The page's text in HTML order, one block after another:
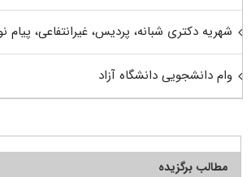
شهریه دکتری شبانه، پردیس، غیرانتفاعی، پیام
وام دانشجویی دانشگاه آزاد
مطالب برگزیده